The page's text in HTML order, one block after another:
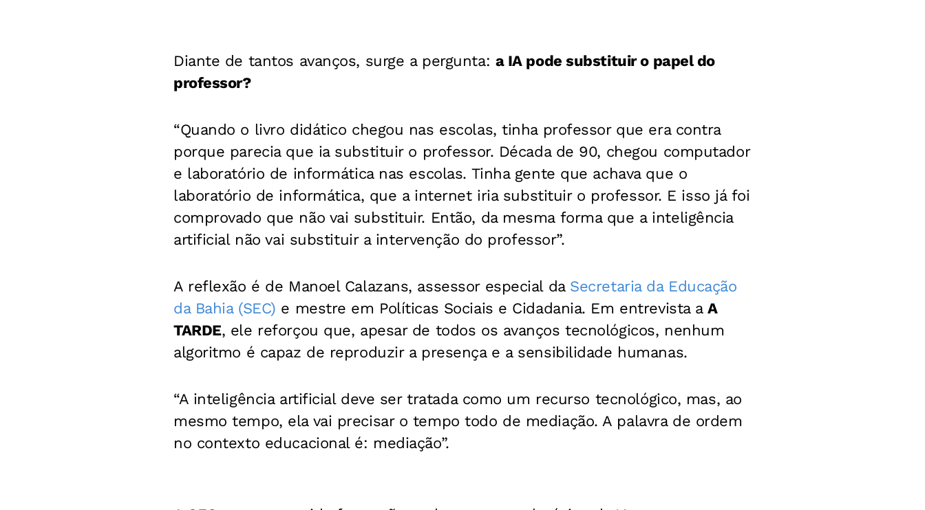
Diante de tantos avanços, surge a pergunta: a IA pode substituir o papel do
professor?
“Quando o livro didático chegou nas escolas, tinha professor que era contra
porque parecia que ia substituir o professor. Década de 90, chegou computador
e laboratório de informática nas escolas. Tinha gente que achava que o
laboratório de informática, que a internet iria substituir o professor. E isso já foi
comprovado que não vai substituir. Então, da mesma forma que a inteligência
artificial não vai substituir a intervenção do professor”.
A reflexão é de Manoel Calazans, assessor especial da Secretaria da Educação
da Bahia (SEC) e mestre em Políticas Sociais e Cidadania. Em entrevista aA
TARDE, ele reforçou que, apesar de todos os avanços tecnológicos, nenhum
algoritmo é capaz de reproduzir a presença e a sensibilidade humanas.
“A inteligência artificial deve ser tratada como um recurso tecnológico, mas, ao
mesmo tempo, ela vai precisar o tempo todo de mediação. A palavra de ordem
no contexto educacional é: mediação”.